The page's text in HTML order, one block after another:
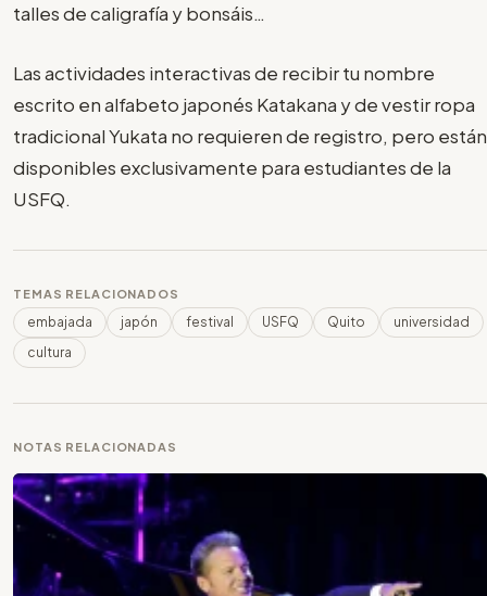
talles de caligrafía y bonsáis…
Las actividades interactivas de recibir tu nombre
escrito en alfabeto japonés Katakana y de vestir ropa
tradicional Yukata no requieren de registro, pero están
disponibles exclusivamente para estudiantes de la
USFQ.
TEMAS RELACIONADOS
embajada japón festival USFQ Quito
universidad
cultura
NOTAS RELACIONADAS